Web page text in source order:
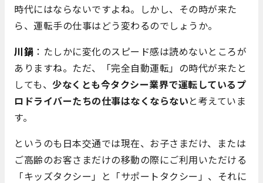
時代にはならないですよね。しかし、その時が来た
ら、運転手の仕事はどう変わるのでしょうか。
川鍋 ：たしかに変化のスピード感は読めないところが
ありますね。ただ、「完全自動運転」の時代が来たと
しても、 少なくとも今タクシー業界で運転しているプ
ロドライバーたちの仕事はなくならないと考えていま
す。
というのも日本交通では現在、お子さまだけ、または
ご高齢のお客さまだけの移動の際にご利用いただける
「キッズタクシー」と「サポートタクシー」、それに